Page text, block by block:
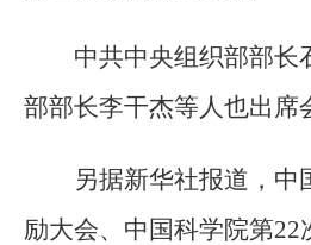
中共中央组织部部长
部部长李干杰等人也出席
另据新华社报道，中
励大会、中国科学院第22